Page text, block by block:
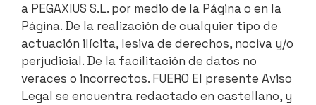
a PEGAXIUS S.L. por medio de la Página o en la
Página. De la realización de cualquier tipo de
actuación ilícita, lesiva de derechos, nociva y/o
perjudicial. De la facilitación de datos no
veraces o incorrectos. FUERO El presente Aviso
Legal se encuentra redactado en castellano, y